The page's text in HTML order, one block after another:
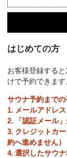
はじめての方
お客様登録する
けで予約できます
サウナ予約までの
1. メールアドレ
2. 「認証メール
3. クレジットカ
約へ進めません）
4. 選択したサウ